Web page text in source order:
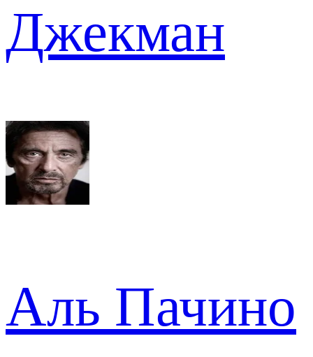
Джекман
Аль Пачино